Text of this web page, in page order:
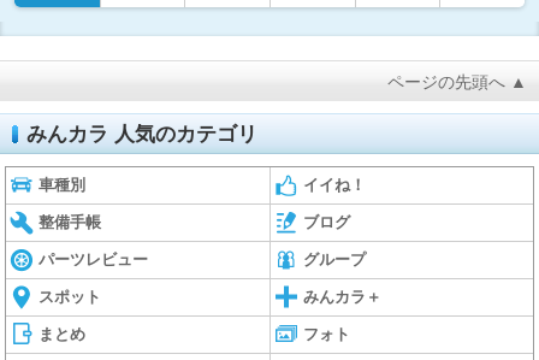
ページの先頭へ ▲
みんカラ 人気のカテゴリ
車種別 イイね！
整備手帳 ブログ
パーツレビュー グループ
スポット みんカラ＋
まとめ フォト